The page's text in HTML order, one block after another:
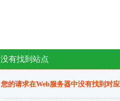
没有找到站点
您的请求在Web服务器中没有找到对